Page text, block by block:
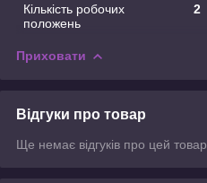
Кількість робочих
положень
2
Приховати
Відгуки про товар
Ще немає відгуків про цей товар